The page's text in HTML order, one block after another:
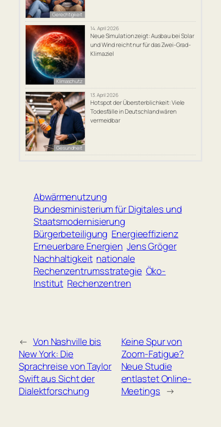
Gerechtigkeit
Klimaschutz
14. April 2026
Neue Simulation zeigt: Ausbau bei Solar
und Wind reicht nur für das Zwei-Grad-
Klimaziel
Gesundheit
13. April 2026
Hotspot der Übersterblichkeit: Viele
Todesfälle in Deutschland wären
vermeidbar
Abwärmenutzung
Bundesministerium für Digitales und
Staatsmodernisierung
Bürgerbeteiligung Energieeffizienz
Erneuerbare Energien Jens Gröger
Nachhaltigkeit nationale
Rechenzentrumsstrategie Öko-
Institut Rechenzentren
← Von Nashville bis
New York: Die
Sprachreise von Taylor
Swift aus Sicht der
Dialektforschung
Keine Spur von
Zoom-Fatigue?
Neue Studie
entlastet Online-
Meetings →